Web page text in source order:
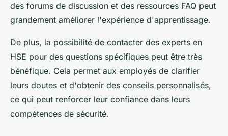
des forums de discussion et des ressources FAQ peut
grandement améliorer l'expérience d'apprentissage.
De plus, la possibilité de contacter des experts en
HSE pour des questions spécifiques peut être très
bénéfique. Cela permet aux employés de clarifier
leurs doutes et d'obtenir des conseils personnalisés,
ce qui peut renforcer leur confiance dans leurs
compétences de sécurité.